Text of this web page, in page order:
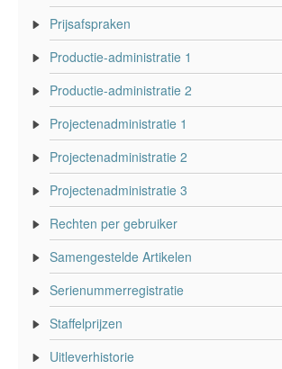
Prijsafspraken
Productie-administratie 1
Productie-administratie 2
Projectenadministratie 1
Projectenadministratie 2
Projectenadministratie 3
Rechten per gebruiker
Samengestelde Artikelen
Serienummerregistratie
Staffelprijzen
Uitleverhistorie